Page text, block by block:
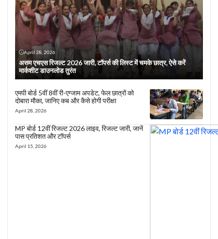
April 28, 2026
असम एचएस रिजल्ट 2026 जारी, टॉपर्स की लिस्ट में चमके छात्र, ऐसे करें
मार्कशीट डाउनलोड तुरंत
एमपी बोर्ड 5वीं 8वीं री-एग्जाम अपडेट, फेल छात्रों को
दोबारा मौका, जानिए कब और कैसे होगी परीक्षा
April 28, 2026
MP बोर्ड 12वीं रिजल्ट 2026 लाइव, रिजल्ट जारी, जानें
पास प्रतिशत और टॉपर्स
April 15, 2026